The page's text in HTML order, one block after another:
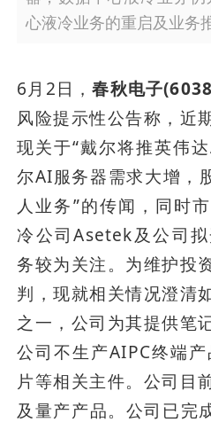
心液冷业务的重启及业务
6月2日，春秋电子
风险提示性公告称，近
现关于“戴尔将推英伟
尔AI服务器需求大增，
人业务”的传闻，同时
冷公司Asetek及公司
务较为关注。为维护投
判，现就相关情况澄清
之一，公司为其提供笔
公司不生产AIPC终端
片等相关主件。公司目
及量产产品。公司已完